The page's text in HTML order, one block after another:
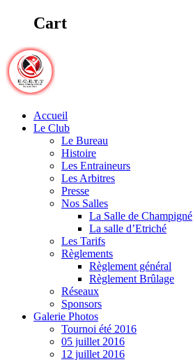
Cart
Accueil
Le Club
Le Bureau
Histoire
Les Entraineurs
Les Arbitres
Presse
Nos Salles
La Salle de Champigné
La salle d’Etriché
Les Tarifs
Règlements
Règlement général
Règlement Brûlage
Réseaux
Sponsors
Galerie Photos
Tournoi été 2016
05 juillet 2016
12 juillet 2016